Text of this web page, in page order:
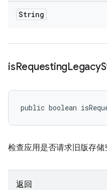
String
isRequestingLegacy
public boolean
检查应用是否请求旧版存储
返回